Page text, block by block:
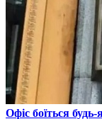
​Офіс боїться будь-